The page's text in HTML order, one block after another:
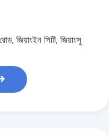
জিয়াংইন সিটি, জিয়াংসু